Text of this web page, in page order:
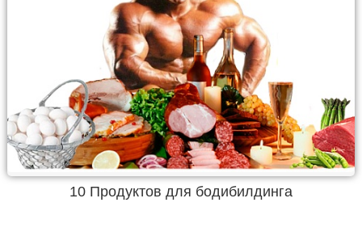
10 Продуктов для бодибилдинга